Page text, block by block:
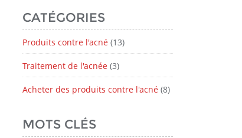
CATÉGORIES
Produits contre l'acné (13)
Traitement de l'acnée (3)
Acheter des produits contre l'acné (8)
MOTS CLÉS